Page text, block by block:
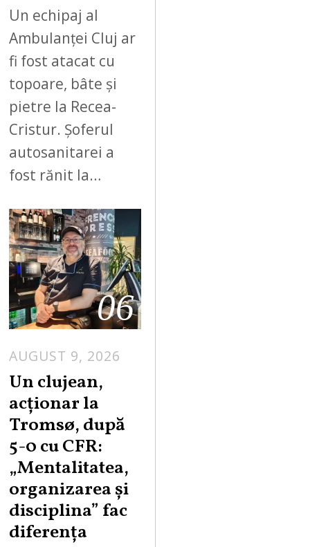
Un echipaj al
Ambulanței Cluj ar
fi fost atacat cu
topoare, bâte și
pietre la Recea-
Cristur. Șoferul
autosanitarei a
fost rănit la…
06
AUGUST 9, 2026
Un clujean,
acționar la
Tromsø, după
5-0 cu CFR:
„Mentalitatea,
organizarea și
disciplina” fac
diferența